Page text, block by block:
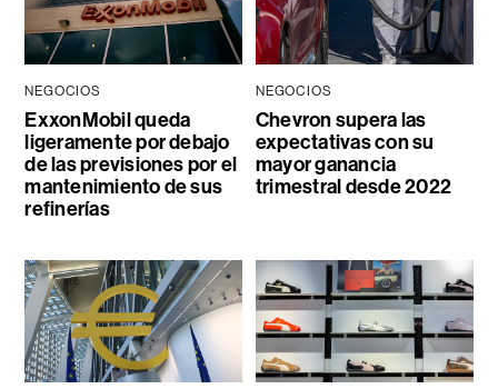
NEGOCIOS
ExxonMobil queda
ligeramente por debajo
de las previsiones por el
mantenimiento de sus
refinerías
NEGOCIOS
Chevron supera las
expectativas con su
mayor ganancia
trimestral desde 2022